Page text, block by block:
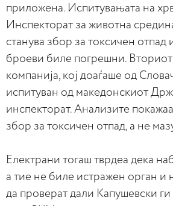
приложена. Испитувањата на
Инспекторат за животна
станува збор за токсичен отпад
броеви биле погрешни. Вториот
компанија, кој доаѓаше од
испитуван од македонскиот
инспекторат. Анализите
збор за токсичен отпад, а не
Електрани тогаш тврдеа дека
а тие не биле истражен орган и
да проверат дали Капушевски